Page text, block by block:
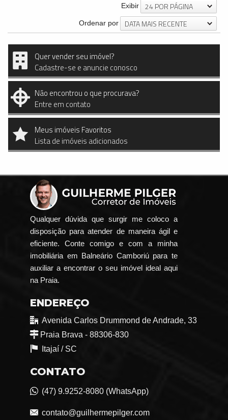
Exibir 24 POR PÁGINA
Ordenar por DATA MAIS RECENTE
Quer vender seu imóvel?
Cadastre-se e anuncie conosco
Não encontrou o que procurava?
Entre em contato
Meus imóveis Favoritos
Lista de imóveis adicionados
Qualquer dúvida que surgir me coloco a
disposição para atender de maneira ágil e
eficiente. Conte comigo e com a minha
imobiliária em Balneário Camboriú para te
auxiliar a encontrar o seu imóvel ideal aqui
na Praia.
ENDEREÇO
Avenida Carlos Drummond de Andrade, 33
Praia Brava - 88306-830
Itajaí / SC
CONTATO
(47) 9.9252-8080 (WhatsApp)
contato@guilhermepilger.com